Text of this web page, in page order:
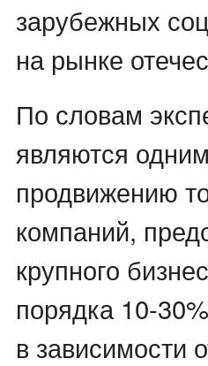
зарубежных
на рынке
По словам
являются
продвижению
компаний,
крупного
порядка 10-
в зависимости